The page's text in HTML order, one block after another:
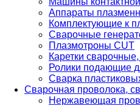
Аппараты
Комплектующие к
Сварочные
Плазмотроны CUT
Каретки сварочные,
Ролики подающие
Сварка
Сварочная проволока,
Нержавеющая